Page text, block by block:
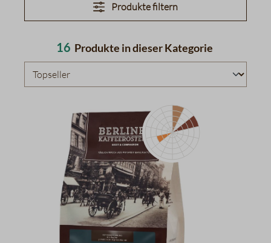
Produkte filtern
16 Produkte in dieser Kategorie
Datentabelle für das
Haselnüsse
Zartbitterschokolade
Pflaumen